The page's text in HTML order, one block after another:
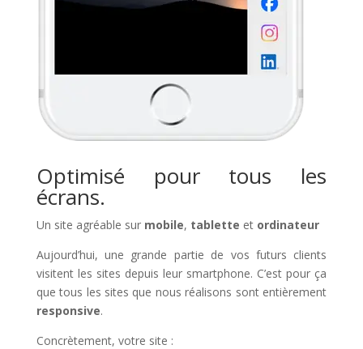
Optimisé pour tous les
écrans.
Un site agréable sur mobile, tablette et ordinateur
Aujourd’hui, une grande partie de vos futurs clients
visitent les sites depuis leur smartphone. C’est pour ça
que tous les sites que nous réalisons sont entièrement
responsive.
Concrètement, votre site :